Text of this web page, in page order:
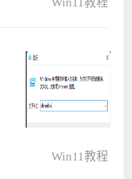
Win11教程